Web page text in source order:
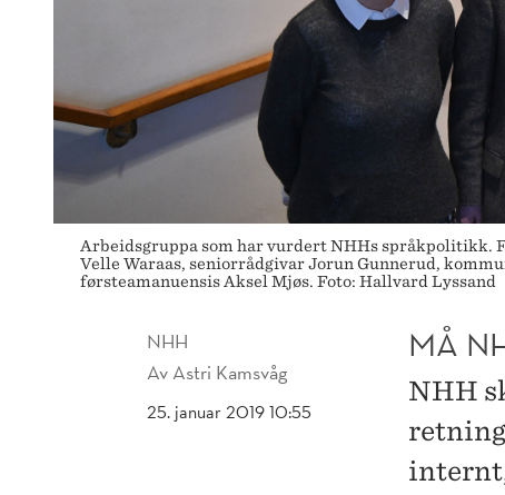
Arbeidsgruppa som har vurdert NHHs språkpolitikk.
Velle Waraas, seniorrådgivar Jorun Gunnerud,
førsteamanuensis Aksel Mjøs. Foto: Hallvard Lyssand
NHH
Av Astri Kamsvåg
25. januar 2019 10:55
MÅ
NHH